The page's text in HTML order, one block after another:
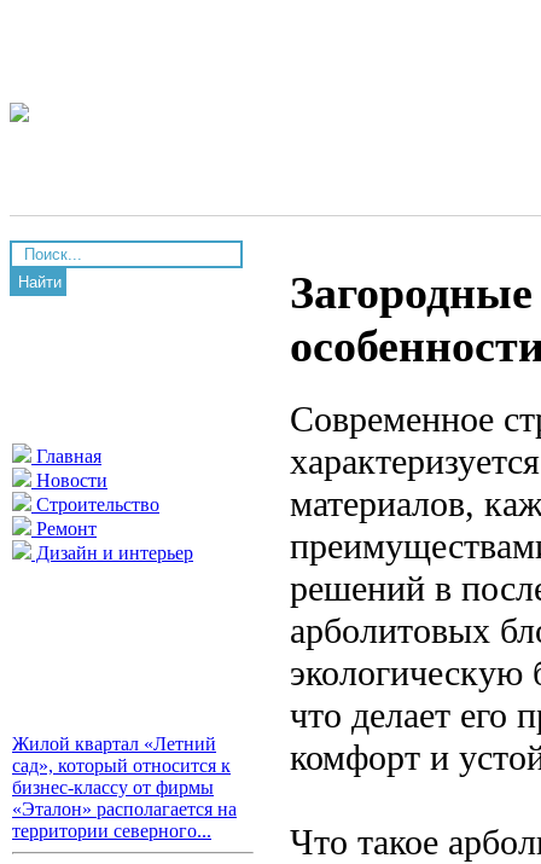
Найти
Главная
Новости
Строительство
Ремонт
Дизайн и интерьер
Жилой квартал «Летний
сад», который относится к
бизнес-классу от фирмы
«Эталон» располагается на
территории северного...
Современное
материалов,
решений в
арболитовых
экологическую
что делает его
комфорт и
Что такое